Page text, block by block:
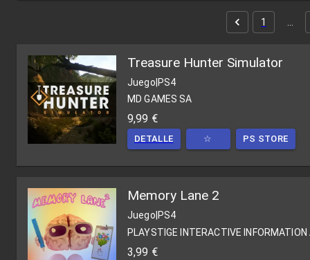
1
Treasure Hunter Simulator
Juego|PS4
MD GAMES SA
9,99 €
DETALLE ☆ PS STORE
Memory Lane 2
Juego PS4
PLAYSTIGE INTERACTIVE
3,99 €